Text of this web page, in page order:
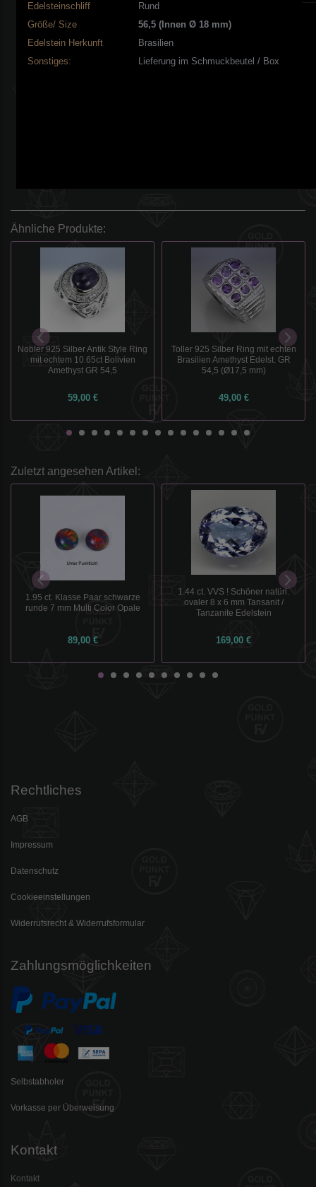
Edelsteinschliff
Rund
Größe/ Size
56,5 (Innen Ø 18 mm)
Edelstein Herkunft
Brasilien
Sonstiges:
Lieferung im Schmuckbeutel / Box
Ähnliche Produkte:
Nobler 925 Silber Antik Style Ring
mit echtem 10.65ct Bolivien
Amethyst GR 54,5
59,00 €
Toller 925 Silber Ring mit echten
Brasilien Amethyst Edelst. GR
54,5 (Ø17,5 mm)
49,00 €
Zuletzt angesehen Artikel:
1.95 ct. Klasse Paar schwarze
runde 7 mm Multi Color Opale
89,00 €
1.44 ct. VVS ! Schöner natürl.
ovaler 8 x 6 mm Tansanit /
Tanzanite Edelstein
169,00 €
Rechtliches
AGB
Impressum
Datenschutz
Cookieeinstellungen
Widerrufsrecht & Widerrufsformular
Zahlungsmöglichkeiten
Selbstabholer
Vorkasse per Überweisung
Kontakt
Kontakt